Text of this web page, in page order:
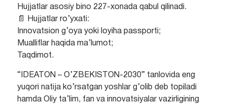
Hujjatlar asosiy bino 227-xonada qabul qilinadi.
📄 Hujjatlar ro’yxati:
Innovatsion g’oya yoki loyiha passporti;
Mualliflar haqida ma’lumot;
Taqdimot.
“IDEATON – O’ZBEKISTON-2030” tanlovida eng
yuqori natija ko’rsatgan yoshlar g’olib deb topiladi
hamda Oliy ta’lim, fan va innovatsiyalar vazirligining